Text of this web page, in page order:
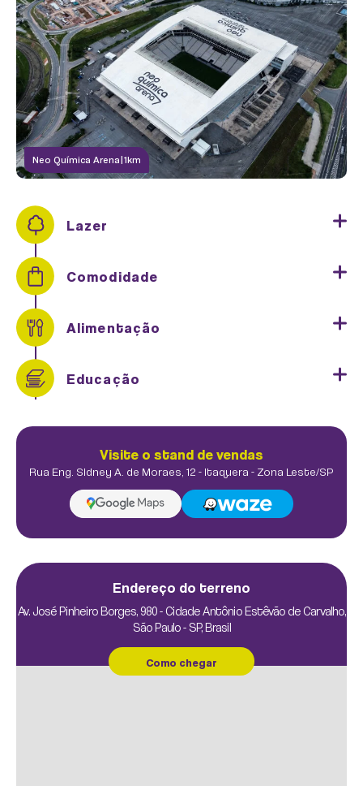
CHURRASQUEIRA
FITNESS
FUNCIONAL EXTERNO
Neo Química Arena|1km
Lazer
Comodidade
Alimentação
Educação
Visite o stand de vendas
Rua Eng. Sidney A. de Moraes, 12 - Itaquera - Zona Leste/SP
Endereço do terreno
Av. José Pinheiro Borges, 980 - Cidade Antônio Estêvão de Carvalho,
São Paulo - SP, Brasil
Como chegar